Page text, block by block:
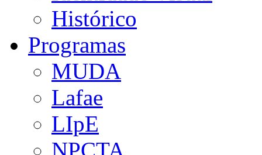
Histórico
Programas
MUDA
Lafae
LIpE
NPCTA